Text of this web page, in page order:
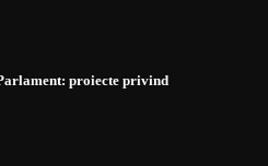
proiecte privind